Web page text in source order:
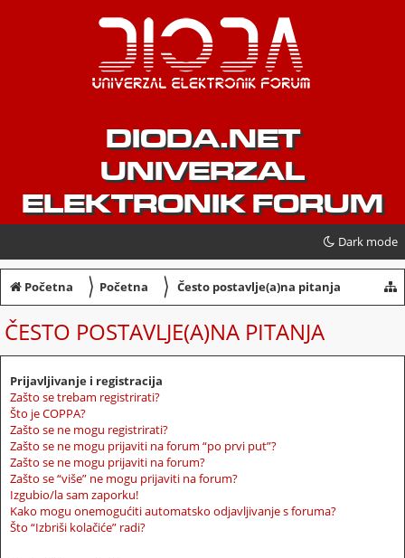
DIODA.NET
UNIVERZAL
ELEKTRONIK FORUM
Dark mode
Početna 〉 Početna 〉 Često postavlje(a)na pitanja
ČESTO POSTAVLJE(A)NA PITANJA
Prijavljivanje i registracija
Zašto se trebam registrirati?
Što je COPPA?
Zašto se ne mogu registrirati?
Zašto se ne mogu prijaviti na forum “po prvi put”?
Zašto se ne mogu prijaviti na forum?
Zašto se “više” ne mogu prijaviti na forum?
Izgubio/la sam zaporku!
Kako mogu onemogućiti automatsko odjavljivanje s foruma?
Što “Izbriši kolačiće” radi?